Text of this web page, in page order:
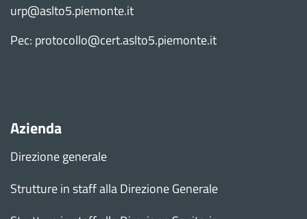
urp@aslto5.piemonte.it
Pec: protocollo@cert.aslto5.piemonte.it
Azienda
Direzione generale
Strutture in staff alla Direzione Generale